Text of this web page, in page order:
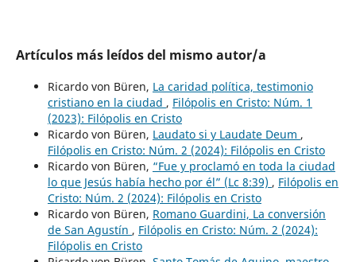
Artículos más leídos del mismo autor/a
Ricardo von Büren, La caridad política, testimonio
cristiano en la ciudad , Filópolis en Cristo: Núm. 1
(2023): Filópolis en Cristo
Ricardo von Büren, Laudato si y Laudate Deum ,
Filópolis en Cristo: Núm. 2 (2024): Filópolis en Cristo
Ricardo von Büren, “Fue y proclamó en toda la ciudad
lo que Jesús había hecho por él” (Lc 8:39) , Filópolis en
Cristo: Núm. 2 (2024): Filópolis en Cristo
Ricardo von Büren, Romano Guardini, La conversión
de San Agustín , Filópolis en Cristo: Núm. 2 (2024):
Filópolis en Cristo